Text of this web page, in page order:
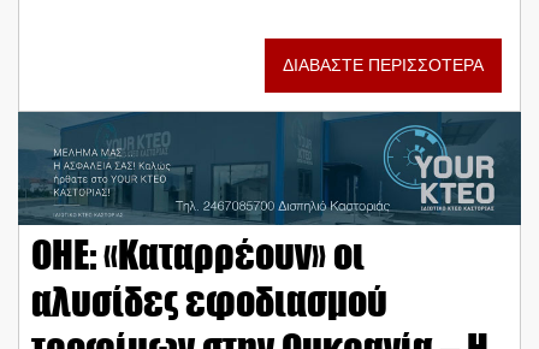
ΔΙΑΒΑΣΤΕ ΠΕΡΙΣΣΟΤΕΡΑ
ΟΗΕ: «Καταρρέουν» οι
αλυσίδες εφοδιασμού